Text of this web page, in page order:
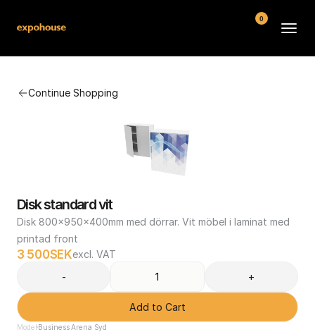
Continue Shopping
Disk standard vit
Disk 800x950x400mm med dörrar. Vit möbel i laminat med
printad front
3 500SEKexcl. VAT
-
+
Add to Cart
Model Business Arena Syd
FAQ
Contact
0